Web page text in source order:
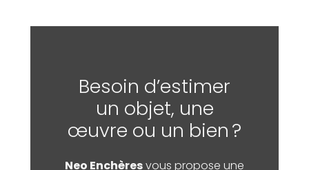
Besoin d’estimer
un objet, une
œuvre ou un bien ?
Neo Enchèresvous propose une